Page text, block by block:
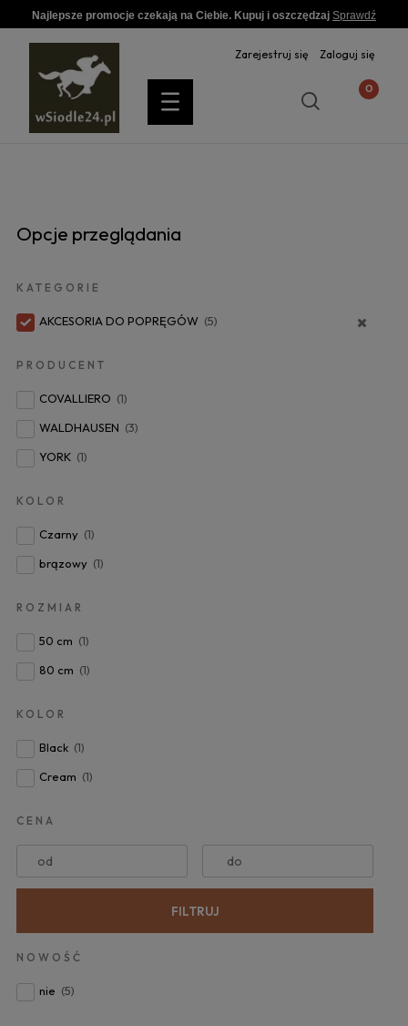
Najlepsze promocje czekają na Ciebie. Kupuj i oszczędzaj Sprawdź
Zarejestruj się Zaloguj się
Opcje przeglądania
KATEGORIE
AKCESORIA DO POPRĘGÓW (5)
PRODUCENT
COVALLIERO (1)
WALDHAUSEN (3)
YORK (1)
KOLOR
Czarny (1)
brązowy (1)
ROZMIAR
50 cm (1)
80 cm (1)
KOLOR
Black (1)
Cream (1)
CENA
od do
FILTRUJ
NOWOŚĆ
nie (5)